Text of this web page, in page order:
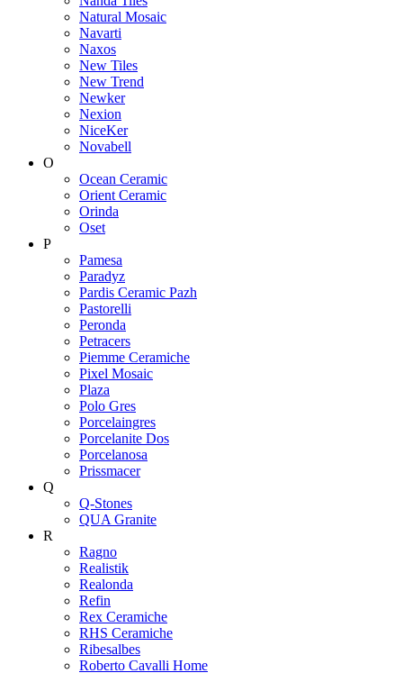
Natural Mosaic
Navarti
Naxos
New Tiles
New Trend
Newker
Nexion
NiceKer
Novabell
O
Ocean Ceramic
Orient Ceramic
Orinda
Oset
P
Pamesa
Paradyz
Pardis Ceramic Pazh
Pastorelli
Peronda
Petracers
Piemme Ceramiche
Pixel Mosaic
Plaza
Polo Gres
Porcelaingres
Porcelanite Dos
Porcelanosa
Prissmacer
Q
Q-Stones
QUA Granite
R
Ragno
Realistik
Realonda
Refin
Rex Ceramiche
RHS Ceramiche
Ribesalbes
Roberto Cavalli Home